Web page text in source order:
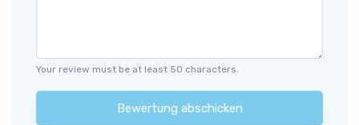
Your review must be at least 50 characters.
Bewertung abschicken